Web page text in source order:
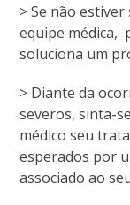
> Se não
equipe médica,
soluciona um
> Diante da
severos, sinta-
médico seu
esperados por
associado ao